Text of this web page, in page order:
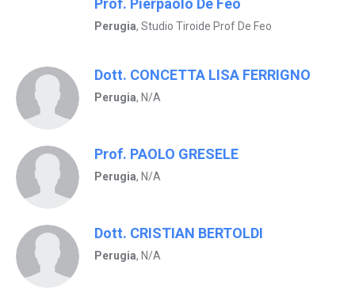
Prof. Pierpaolo De Feo
Perugia, Studio Tiroide Prof De Feo
Dott. CONCETTA LISA FERRIGNO
Perugia, N/A
Prof. PAOLO GRESELE
Perugia, N/A
Dott. CRISTIAN BERTOLDI
Perugia, N/A